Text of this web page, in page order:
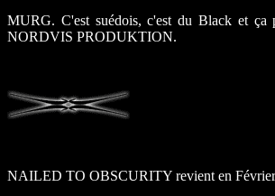
MURG. C'est suédois, c'est du Black et ça
NORDVIS PRODUKTION.
NAILED TO OBSCURITY revient en